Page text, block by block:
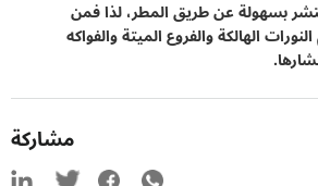
عن طريق المطر، لذا فمن
والفروع الميتة والفواكه
مشاركة